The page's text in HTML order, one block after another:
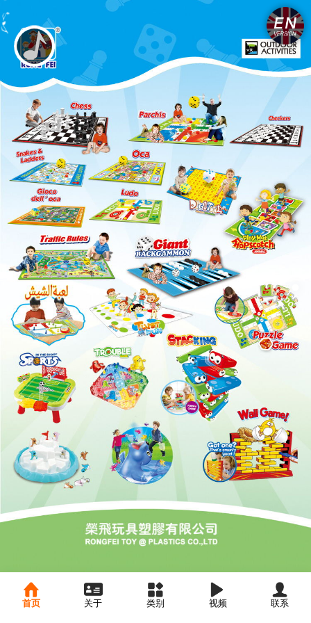
首页 关于 类别 视频 联系